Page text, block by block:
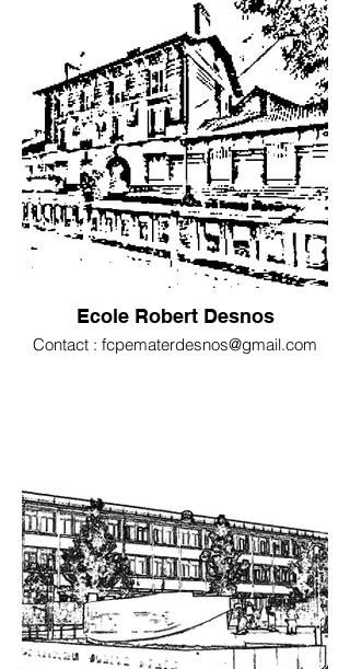
Ecole Robert Desnos
Contact : fcpematerdesnos@gmail.com